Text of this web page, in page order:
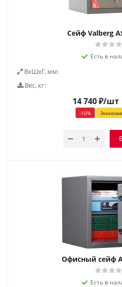
Cейф Valberg
Есть в
ВxШxГ, мм:
Вес, кг:
14 740₽/шт
-10%
Офисный сейф
Есть в